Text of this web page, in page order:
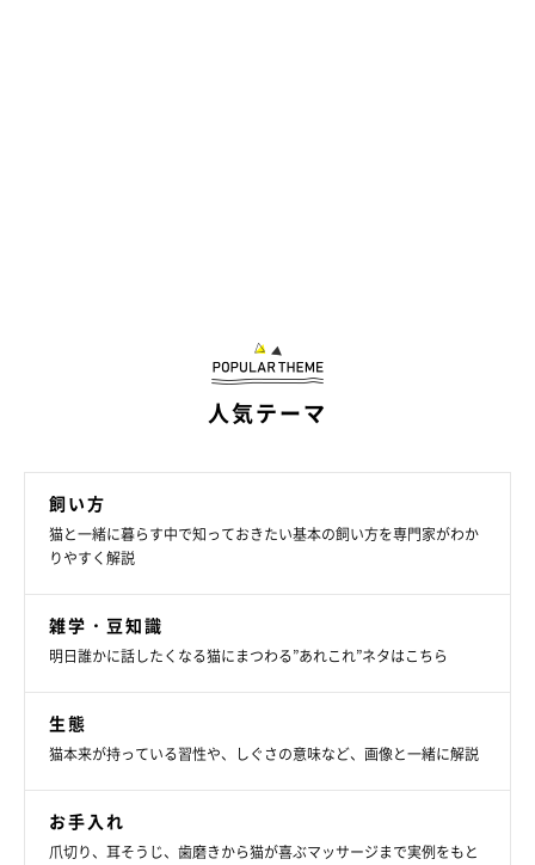
人気テーマ
飼い方
猫と一緒に暮らす中で知っておきたい基本の飼い方を専門家がわか
りやすく解説
雑学・豆知識
明日誰かに話したくなる猫にまつわる”あれこれ”ネタはこちら
生態
猫本来が持っている習性や、しぐさの意味など、画像と一緒に解説
お手入れ
爪切り、耳そうじ、歯磨きから猫が喜ぶマッサージまで実例をもと